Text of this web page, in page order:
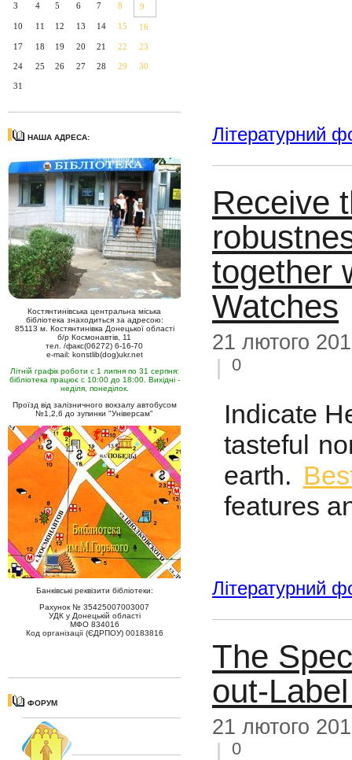
3 4 5 6 7 8 9
10 11 12 13 14 15 16
17 18 19 20 21 22 23
24 25 26 27 28 29 30
31
НАША АДРЕСА:
Костянтинівська центральна міська
бібліотека знаходиться за адресою:
85113 м. Костянтинівка Донецької області
б/р Космонавтів, 11
тел. /факс(06272) 6-16-70
e-mail: konstlib(dog)ukr.net
Літній графік роботи с 1 липня по 31 серпня:
бібліотека працює с 10:00 до 18:00. Вихідні -
неділя, понеділок.
Проїзд від залізничного вокзалу автобусом
№1,2,6 до зупинки "Універсам"
Банківські реквізити бібліотеки:
Рахунок № 35425007003007
УДК у Донецькій області
МФО 834016
Код організації (ЄДРПОУ) 00183816
ФОРУМ
Літературний
Receive
together
Watches
21 лютого
0
Indicate
tasteful
earth.
features
Літературний
The
out-
21 лютого
0